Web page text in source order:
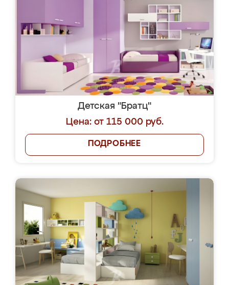
Детская "Братц"
Цена: от 115 000 руб.
ПОДРОБНЕЕ